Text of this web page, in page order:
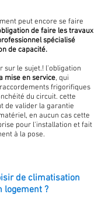
peut encore se faire
de faire les travaux
spécialisé
de capacité.
sur le sujet.! l'obligation
mise en service, qui
frigorifiques
du circuit. cette
de valider la garantie
en aucun cas cette
pour l'installation et fait
à la pose.
de climatisation
logement ?